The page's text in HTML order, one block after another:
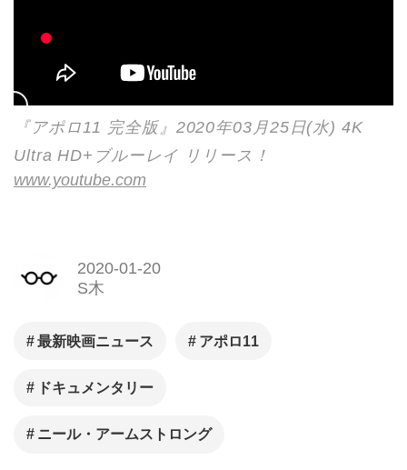
『アポロ11 完全版』2020年03月25日(水) 4K
Ultra HD+ブルーレイ リリース！
www.youtube.com
2020-01-20
S木
最新映画ニュース アポロ11
ドキュメンタリー
ニール・アームストロング